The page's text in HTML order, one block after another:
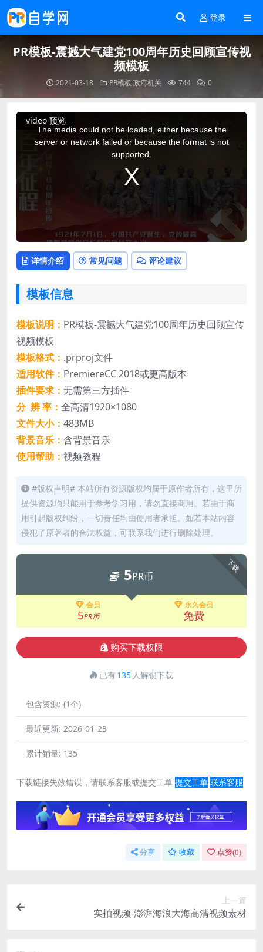
登录
PR模板-震撼大气建党100周年历史回顾宣传视
频模板
2021-03-18 PR模板 政府机关 744 0
video 预览
This
The media could not be loaded, either because the
server or network failed or because the format is not
supported.
详情介绍 常见问题 评论建议
模板信息
模板说明： PR模板-震撼大气建党100周年历史回顾宣传
视频模板
模板格式： .prproj文件
适用软件： PremiereCC 2018或更高版本
插件要求： 无需第三方插件
分 辨 率： 全高清1920×1080
文件大小： 483MB
背景音乐： 含背景音乐
使用帮助： 视频教程
#版权声明# 本站所有资源版权均属于原作者所有，这里所
提供资源均只能用于参考学习用，请勿直接商用。若由于商
用引起版权纠纷，一切责任均由使用者承担。如若本站内容
侵犯了原著者的合法权益，可联系我们进行删除处理。
下载
5PR币
会员
5PR币
永久会员
免费
购买下载权限
已有135 人解锁下载
包含资源: (1个)
最近更新: 2026-01-23
累计销量: 135
下载链接失效错误，请联系客服或提交工单 提交工单 联系客服
分享 收藏 点赞(0)
上一篇
实拍视频-澎湃海浪大海高清视频素材